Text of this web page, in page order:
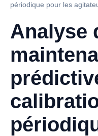
périodique pour les
Analyse